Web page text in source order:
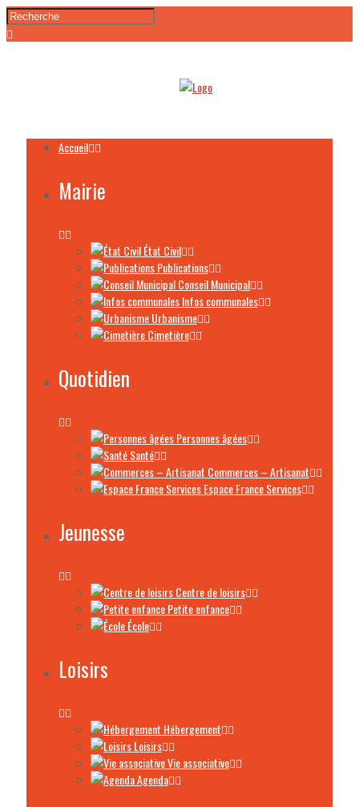
Accueil
Mairie
État Civil
Publications
Conseil Municipal
Infos communales
Urbanisme
Cimetière
Quotidien
Personnes âgées
Santé
Commerces – Artisanat
Espace France Services
Jeunesse
Centre de loisirs
Petite enfance
École
Loisirs
Hébergement
Loisirs
Vie associative
Agenda